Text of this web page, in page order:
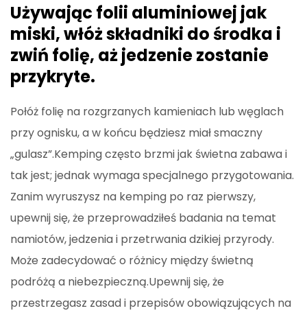
Używając folii aluminiowej jak
miski, włóż składniki do środka i
zwiń folię, aż jedzenie zostanie
przykryte.
Połóż folię na rozgrzanych kamieniach lub węglach
przy ognisku, a w końcu będziesz miał smaczny
„gulasz”.Kemping często brzmi jak świetna zabawa i
tak jest; jednak wymaga specjalnego przygotowania.
Zanim wyruszysz na kemping po raz pierwszy,
upewnij się, że przeprowadziłeś badania na temat
namiotów, jedzenia i przetrwania dzikiej przyrody.
Może zadecydować o różnicy między świetną
podróżą a niebezpieczną.Upewnij się, że
przestrzegasz zasad i przepisów obowiązujących na